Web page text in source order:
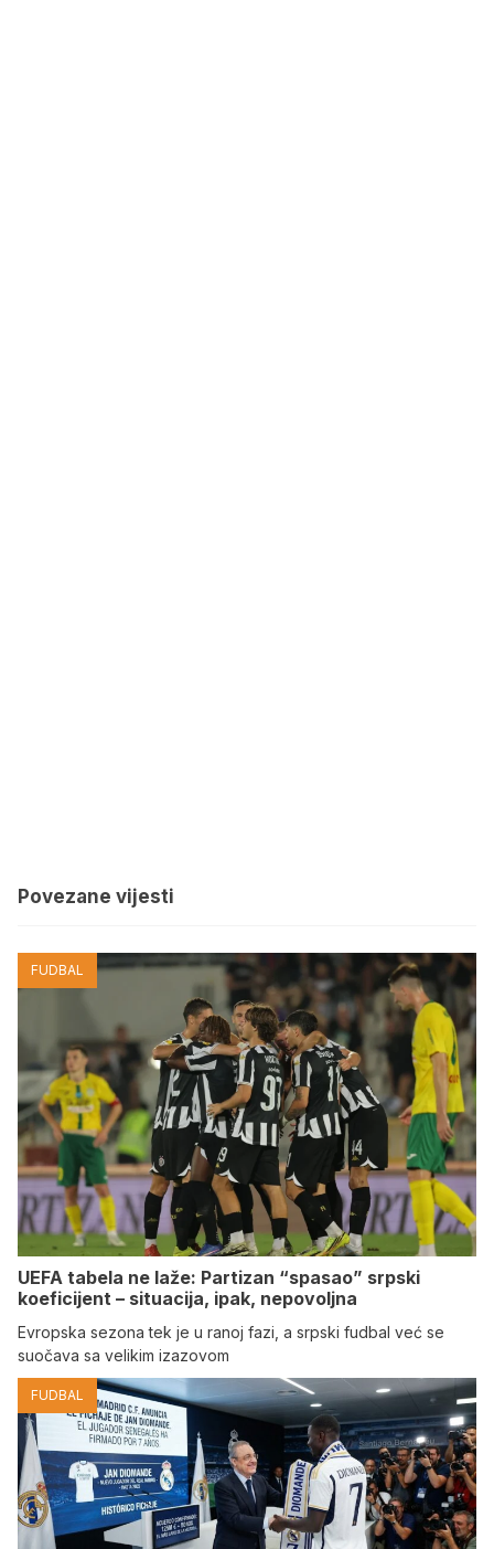
Povezane vijesti
FUDBAL
UEFA tabela ne laže: Partizan “spasao” srpski
koeficijent – situacija, ipak, nepovoljna
Evropska sezona tek je u ranoj fazi, a srpski fudbal već se
suočava sa velikim izazovom
FUDBAL